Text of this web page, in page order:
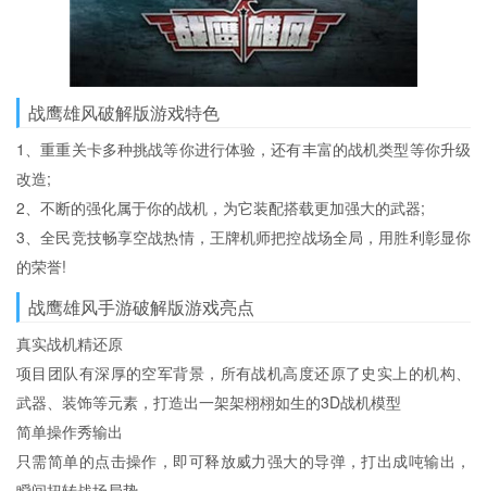
战鹰雄风破解版游戏特色
1、重重关卡多种挑战等你进行体验，还有丰富的战机类型等你升级
改造;
2、不断的强化属于你的战机，为它装配搭载更加强大的武器;
3、全民竞技畅享空战热情，王牌机师把控战场全局，用胜利彰显你
的荣誉!
战鹰雄风手游破解版游戏亮点
真实战机精还原
项目团队有深厚的空军背景，所有战机高度还原了史实上的机构、
武器、装饰等元素，打造出一架架栩栩如生的3D战机模型
简单操作秀输出
只需简单的点击操作，即可释放威力强大的导弹，打出成吨输出，